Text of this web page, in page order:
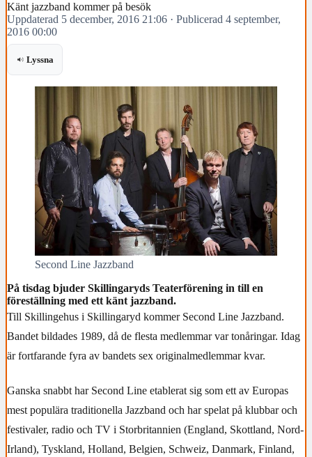
Känt jazzband kommer på besök
Uppdaterad 5 december, 2016 21:06 · Publicerad 4 september,
2016 00:00
Lyssna
Second Line Jazzband
På tisdag bjuder Skillingaryds Teaterförening in till en
föreställning med ett känt jazzband.
Till Skillingehus i Skillingaryd kommer Second Line Jazzband.
Bandet bildades 1989, då de flesta medlemmar var tonåringar. Idag
är fortfarande fyra av bandets sex originalmedlemmar kvar.
Ganska snabbt har Second Line etablerat sig som ett av Europas
mest populära traditionella Jazzband och har spelat på klubbar och
festivaler, radio och TV i Storbritannien (England, Skottland, Nord-
Irland), Tyskland, Holland, Belgien, Schweiz, Danmark, Finland,